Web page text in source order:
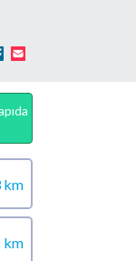
km
km